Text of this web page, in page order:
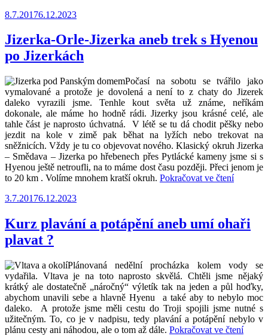
aneb
s
skal“
Publikováno
8.7.20176.12.2023
Jizerka-Orle-Jizerka aneb trek s Hyenou
po Jizerkách
Počasí na sobotu se tvářilo jako
vymalované a protože je dovolená a není to z chaty do Jizerek
daleko vyrazili jsme. Tenhle kout světa už známe, neříkám
dokonale, ale máme ho hodně rádi. Jizerky jsou krásné celé, ale
tahle část je naprosto úchvatná. V létě se tu dá chodit pěšky nebo
jezdit na kole v zimě pak běhat na lyžích nebo trekovat na
sněžnicích. Vždy je tu co objevovat nového. Klasický okruh Jizerka
– Smědava – Jizerka po hřebenech přes Pytlácké kameny jsme si s
Hyenou ještě netroufli, na to máme dost času později. Přeci jenom je
to 20 km . Volíme mnohem kratší okruh. Pokračovat ve čtení„Jizerka-
trek
s
Publikováno
3.7.20176.12.2023
Kurz plavání a potápění aneb umí ohaři
plavat ?
Plánovaná nedělní procházka kolem vody se
vydařila. Vltava je na toto naprosto skvělá. Chtěli jsme nějaký
krátký ale dostatečně „náročný“ výletík tak na jeden a půl hoďky,
abychom unavili sebe a hlavně Hyenu a také aby to nebylo moc
daleko. A protože jsme měli cestu do Troji spojili jsme nutné s
užitečným. To, co je v nadpisu, tedy plavání a potápění nebylo v
plánu cesty ani náhodou, ale o tom až dále. Pokračovat ve čtení„Kurz